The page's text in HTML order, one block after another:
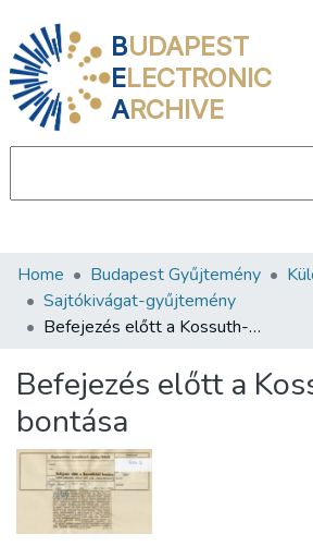
BUDAPEST
ELECTRONIC
ARCHIVE
Communities & Collections
All of DSpace
About us
Home Budapest Gyűjtemény
Sajtókivágat-gyűjtemény
Befejezés előtt a Kossuth-híd bontása
Befejezés előtt a
bontása